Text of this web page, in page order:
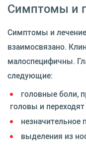
Симптомы и
Симптомы и
взаимосвязано.
малоспецифичны.
следующие:
головные боли,
головы и переходят
выделения из